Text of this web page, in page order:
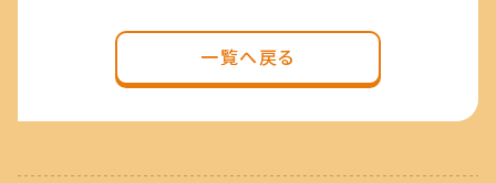
一覧へ戻る